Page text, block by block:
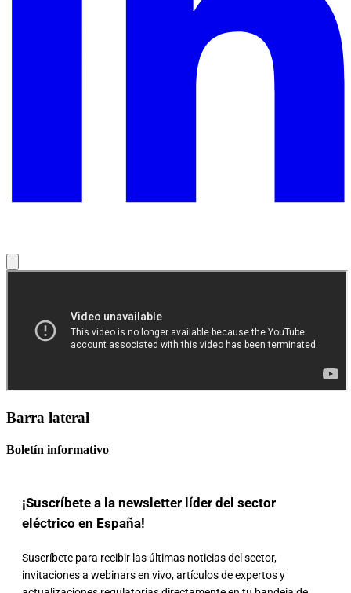
Barra lateral
Boletín informativo
¡Suscríbete a la newsletter líder del sector
eléctrico en España!
Suscríbete para recibir las últimas noticias del sector,
invitaciones a webinars en vivo, artículos de expertos y